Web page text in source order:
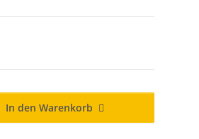
In den Warenkorb